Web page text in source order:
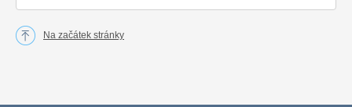
Na začátek stránky